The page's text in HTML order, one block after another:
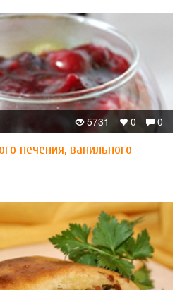
0
0
5731
печения, ванильного